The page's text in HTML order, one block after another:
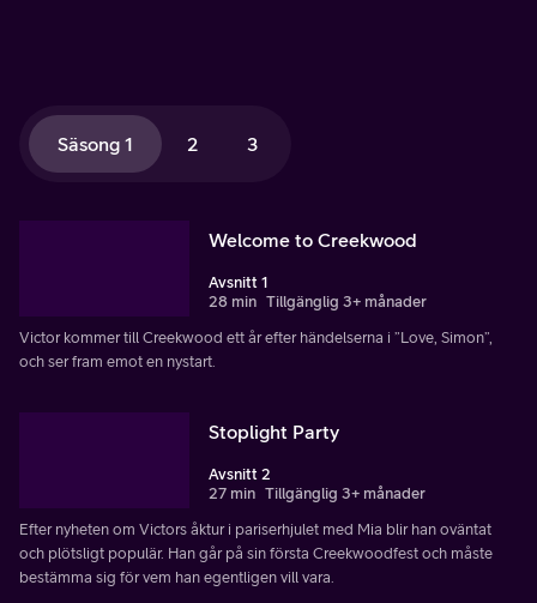
Säsong 1 2 3
Welcome to Creekwood
Avsnitt 1
28 min Tillgänglig 3+ månader
Victor kommer till Creekwood ett år efter händelserna i ”Love, Simon”,
och ser fram emot en nystart.
Stoplight Party
Avsnitt 2
27 min Tillgänglig 3+ månader
Efter nyheten om Victors åktur i pariserhjulet med Mia blir han oväntat
och plötsligt populär. Han går på sin första Creekwoodfest och måste
bestämma sig för vem han egentligen vill vara.